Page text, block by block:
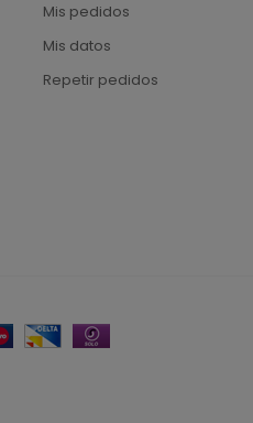
Mis pedidos
Mis datos
Repetir pedidos